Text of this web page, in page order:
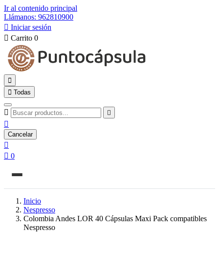
Ir al contenido principal
Llámanos: 962810900
 Iniciar sesión
 Carrito 0

 Todas
 

Cancelar

 0
Inicio
Nespresso
Colombia Andes LOR 40 Cápsulas Maxi Pack compatibles
Nespresso